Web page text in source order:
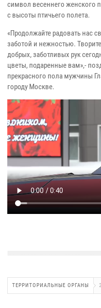
символ весеннего женского
с высоты птичьего полета.
«Продолжайте радовать нас
заботой и нежностью.
добрых, заботливых рук
цветы, подаренные вам»,-
прекрасного пола мужчины
городу Москве.
ТЕРРИТОРИАЛЬНЫЕ ОРГАНЫ